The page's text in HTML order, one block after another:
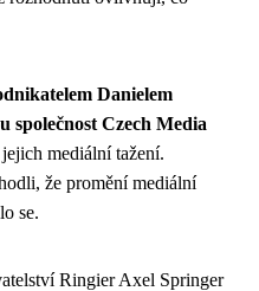
Danielem
společnost Czech Media
mediální tažení.
že promění mediální
se.
Ringier Axel Springer